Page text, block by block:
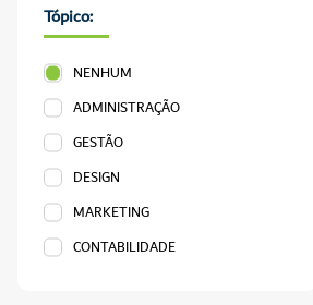
Tópico:
NENHUM
ADMINISTRAÇÃO
GESTÃO
DESIGN
MARKETING
CONTABILIDADE